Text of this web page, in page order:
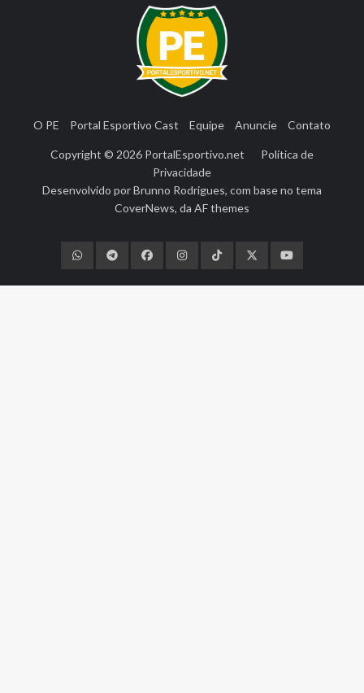
O PE Portal Esportivo Cast Equipe Anuncie Contato
Copyright © 2026 PortalEsportivo.net
Política de
Privacidade
Desenvolvido porBrunno Rodrigues, com base no tema
CoverNews, da AF themes